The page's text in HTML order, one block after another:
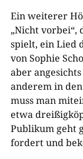
Ein weiterer
„Nicht vorbei“,
spielt, ein Lied
von Sophie
aber
anderem in
muss man
etwa
Publikum geht
fordert und